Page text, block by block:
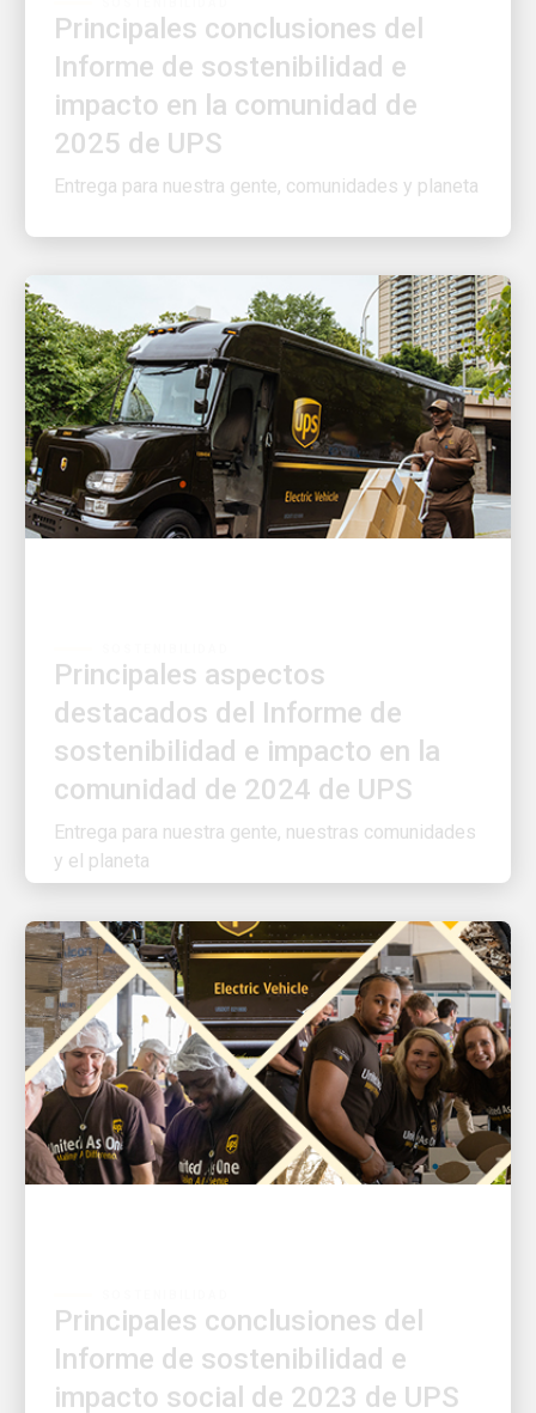
Informe de sostenibilidad e
impacto en la comunidad de
2025 de UPS
Entrega para nuestra gente, comunidades y planeta
destacados del Informe de
sostenibilidad e impacto en la
comunidad de 2024 de UPS
Entrega para nuestra gente, nuestras comunidades
y el planeta
Informe de sostenibilidad e
impacto social de 2023 de UPS
Refuerzo de nuestro compromiso con nuestros